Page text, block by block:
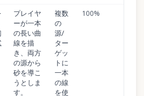
プレイヤ
ーが一本
の長い曲
線を描
き、両方
の源から
砂を導こ
うとしま
す。
複数
の
源/
ター
ゲッ
トに
一本
の線
を使
100%